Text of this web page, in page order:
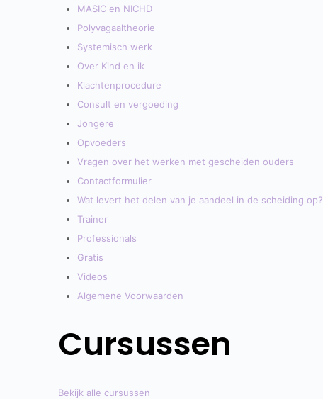
MASIC en NICHD
Polyvagaaltheorie
Systemisch werk
Over Kind en ik
Klachtenprocedure
Consult en vergoeding
Jongere
Opvoeders
Vragen over het werken met gescheiden ouders
Contactformulier
Wat levert het delen van je aandeel in de scheiding op?
Trainer
Professionals
Gratis
Videos
Algemene Voorwaarden
Cursussen
Bekijk alle cursussen